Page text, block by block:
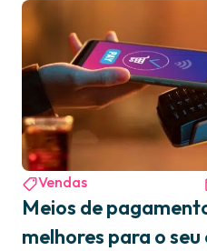
Vendas
Meios de
melhores para o